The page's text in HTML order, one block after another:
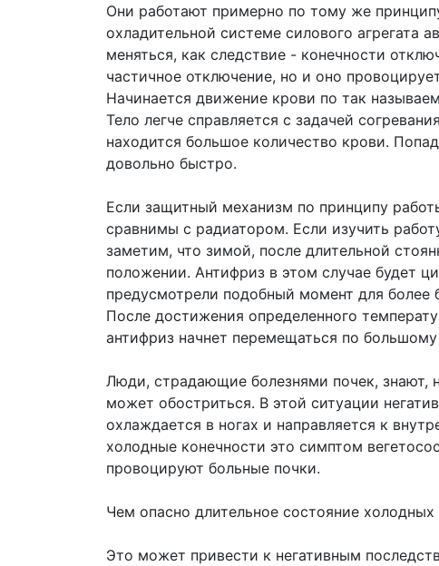
Они работают примерно по тому же
охладительной системе силового агрегата
меняться, как следствие - конечности
частичное отключение, но и оно
Начинается движение крови по так
Тело легче справляется с задачей
находится большое количество крови.
довольно быстро.
Если защитный механизм по принципу
сравнимы с радиатором. Если изучить
заметим, что зимой, после длительной
положении. Антифриз в этом случае будет
предусмотрели подобный момент для более
После достижения определенного
антифриз начнет перемещаться по
Люди, страдающие болезнями почек, знают,
может обостриться. В этой ситуации
охлаждается в ногах и направляется к
холодные конечности это симптом
провоцируют больные почки.
Чем опасно длительное состояние холодных
Это может привести к негативным